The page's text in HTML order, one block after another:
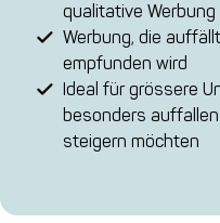
qualitative
Werbung, die
empfunden wird
Ideal für grössere
besonders
steigern möchten